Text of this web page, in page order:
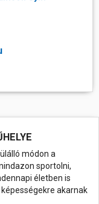
módon a
sportolni,
életben is
akarnak